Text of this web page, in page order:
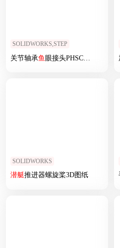
SOLIDWORKS,STEP
关节轴承鱼眼接头PHSCL8
SOLIDWORKS
潜艇推进器螺旋桨3D图纸